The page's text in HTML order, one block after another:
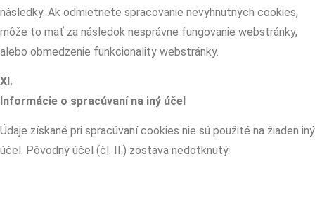
následky. Ak odmietnete spracovanie nevyhnutných cookies,
môže to mať za následok nesprávne fungovanie webstránky,
alebo obmedzenie funkcionality webstránky.
XI.
Informácie o spracúvaní na iný účel
Údaje získané pri spracúvaní cookies nie sú použité na žiaden iný
účel. Pôvodný účel (čl. II.) zostáva nedotknutý.